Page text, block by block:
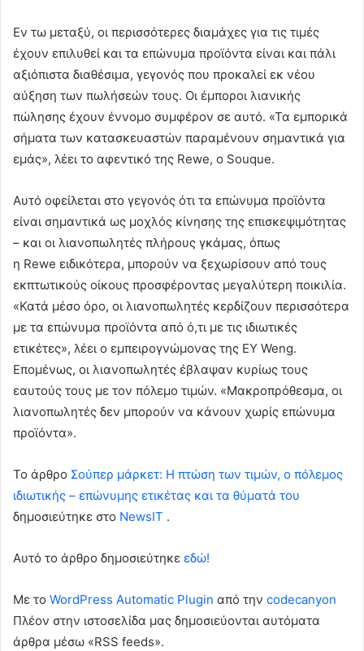
Εν τω μεταξύ, οι περισσότερες διαμάχες για τις τιμές
έχουν επιλυθεί και τα επώνυμα προϊόντα είναι και πάλι
αξιόπιστα διαθέσιμα, γεγονός που προκαλεί εκ νέου
αύξηση των πωλήσεών τους. Οι έμποροι λιανικής
πώλησης έχουν έννομο συμφέρον σε αυτό. «Τα εμπορικά
σήματα των κατασκευαστών παραμένουν σημαντικά για
εμάς», λέει το αφεντικό της Rewe, ο Souque.
Αυτό οφείλεται στο γεγονός ότι τα επώνυμα προϊόντα
είναι σημαντικά ως μοχλός κίνησης της επισκεψιμότητας
– και οι λιανοπωλητές πλήρους γκάμας, όπως
η Rewe ειδικότερα, μπορούν να ξεχωρίσουν από τους
εκπτωτικούς οίκους προσφέροντας μεγαλύτερη ποικιλία.
«Κατά μέσο όρο, οι λιανοπωλητές κερδίζουν περισσότερα
με τα επώνυμα προϊόντα από ό,τι με τις ιδιωτικές
ετικέτες», λέει ο εμπειρογνώμονας της ΕΥ Weng.
Επομένως, οι λιανοπωλητές έβλαψαν κυρίως τους
εαυτούς τους με τον πόλεμο τιμών. «Μακροπρόθεσμα, οι
λιανοπωλητές δεν μπορούν να κάνουν χωρίς επώνυμα
προϊόντα».
To άρθρο Σούπερ μάρκετ: Η πτώση των τιμών, ο πόλεμος
ιδιωτικής – επώνυμης ετικέτας και τα θύματά του
δημοσιεύτηκε στο NewsIT .
Αυτό το άρθρο δημοσιεύτηκε εδώ!
Με το WordPress Automatic Plugin από την codecanyon
Πλέον στην ιστοσελίδα μας δημοσιεύονται αυτόματα
άρθρα μέσω «RSS feeds».